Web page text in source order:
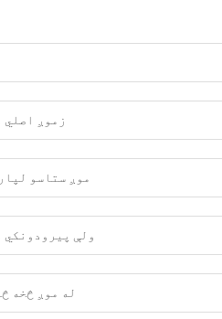
زموږ اصلي
موږ ستاسو
ولې پیرودونکي
له موږ څخه